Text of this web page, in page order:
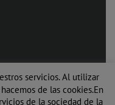
servicios. Al utilizar
de las cookies.En
de la sociedad de la